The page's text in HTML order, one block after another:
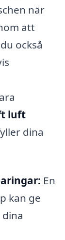
när
att
också
luft
dina
En
kan ge